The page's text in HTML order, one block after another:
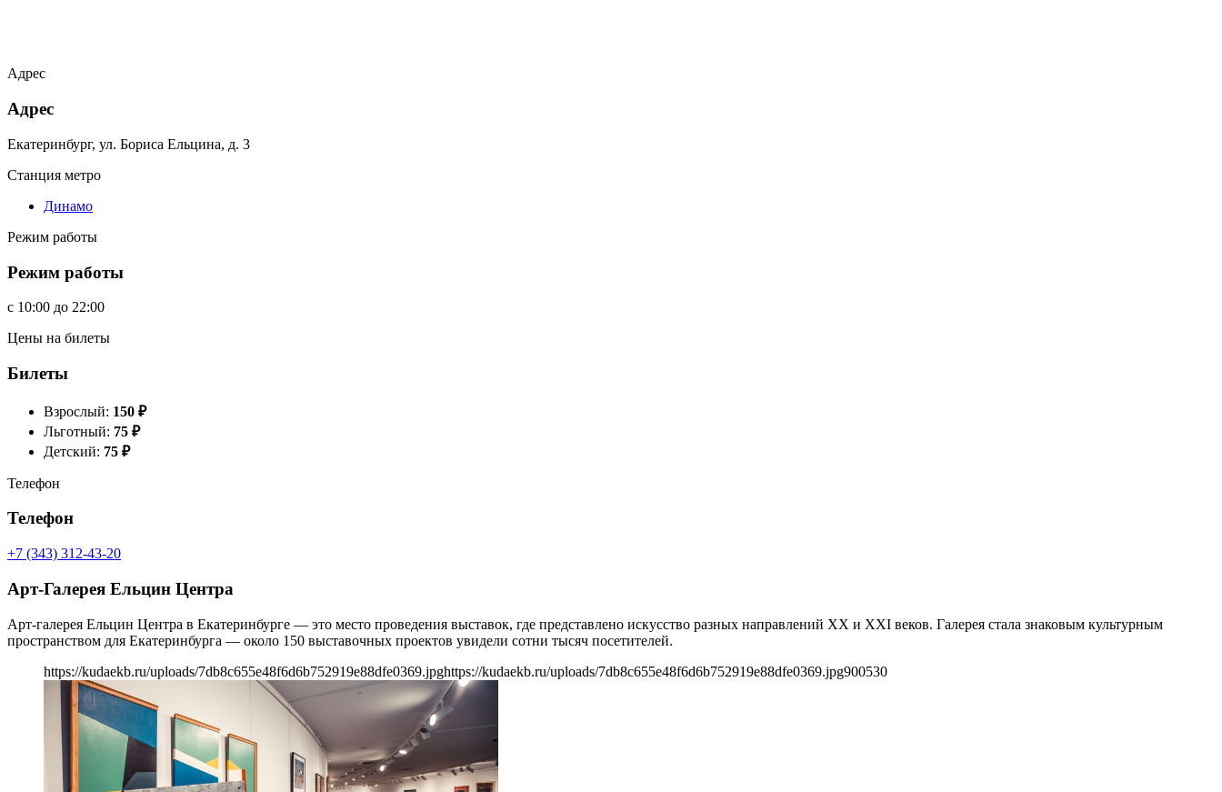
Адрес
Адрес
Екатеринбург, ул. Бориса Ельцина, д. 3
Станция метро
Динамо
Режим работы
Режим работы
c 10:00 до 22:00
Цены на билеты
Билеты
Взрослый: 150 ₽
Льготный: 75 ₽
Детский: 75 ₽
Телефон
Телефон
+7 (343) 312-43-20
Арт-Галерея Ельцин Центра
Арт-галерея Ельцин Центра в Екатеринбурге — это место проведения выставок, где представлено искусство разных направлений XX и XXI веков. Галерея стала знаковым культурным
пространством для Екатеринбурга — около 150 выставочных проектов увидели сотни тысяч посетителей.
https://kudaekb.ru/uploads/7db8c655e48f6d6b752919e88dfe0369.jpghttps://kudaekb.ru/uploads/7db8c655e48f6d6b752919e88dfe0369.jpg900530